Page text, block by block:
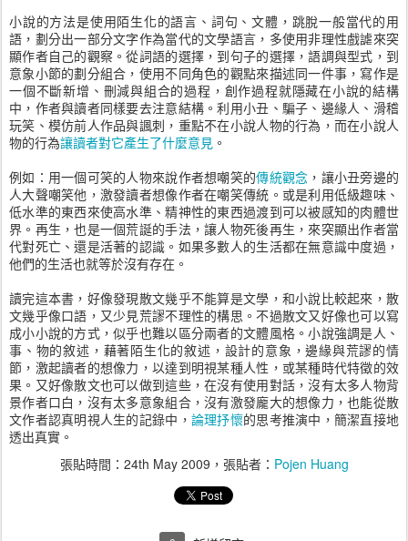
小說的方法是使用陌生化的語言、詞句、文體，跳脫一般當代的用
語，劃分出一部分文字作為當代的文學語言，多使用非理性戲謔來突
顯作者自己的觀察。從詞語的選擇，到句子的選擇，語調與型式，到
意象小節的劃分組合，使用不同角色的觀點來描述同一件事，寫作是
一個不斷新增、刪減與組合的過程，創作過程就隱藏在小說的結構
中，作者與讀者同樣要去注意結構。利用小丑、騙子、邊緣人、滑稽
玩笑、模仿前人作品與諷刺，重點不在小說人物的行為，而在小說人
物的行為讓讀者對它產生了什麼意見 。
例如：用一個可笑的人物來說作者想嘲笑的傳統觀念 ，讓小丑旁邊的
人大聲嘲笑他，激發讀者想像作者在嘲笑傳統。或是利用低級趣味、
低水準的東西來使高水準、精神性的東西過渡到可以被感知的肉體世
界。再生，也是一個荒誕的手法，讓人物死後再生，來突顯出作者當
代對死亡、還是活著的認識。如果多數人的生活都在無意識中度過，
他們的生活也就等於沒有存在。
讀完這本書，好像發現散文幾乎不能算是文學，和小說比較起來，散
文幾乎像口語，又少見荒謬不理性的構思。不過散文又好像也可以寫
成小小說的方式，似乎也難以區分兩者的文體風格。小說強調是人、
事、物的敘述，藉著陌生化的敘述，設計的意象，邊緣與荒謬的情
節，激起讀者的想像力，以達到明視某種人性，或某種時代特徵的效
果。又好像散文也可以做到這些，在沒有使用對話，沒有太多人物背
景作者口白，沒有太多意象組合，沒有激發龐大的想像力，也能從散
文作者認真明視人生的記錄中， 論理抒懷的思考推演中，簡潔直接地
透出真實。
張貼時間： 24th May 2009 ，張貼者： Pojen Huang